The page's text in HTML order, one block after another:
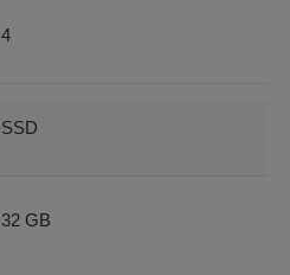
4
SSD
32 GB